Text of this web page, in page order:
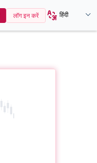
लॉग इन करें हिंदी